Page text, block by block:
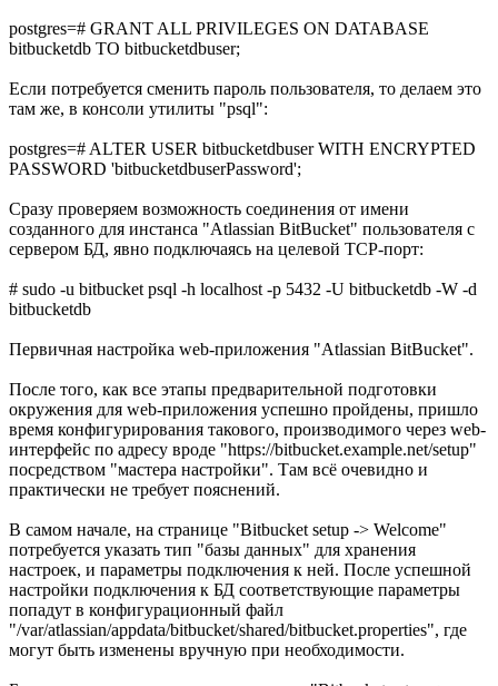
postgres=# GRANT ALL PRIVILEGES ON DATABASE
bitbucketdb TO bitbucketdbuser;
Если потребуется сменить пароль пользователя, то делаем это
там же, в консоли утилиты "psql":
postgres=# ALTER USER bitbucketdbuser WITH ENCRYPTED
PASSWORD 'bitbucketdbuserPassword';
Сразу проверяем возможность соединения от имени
созданного для инстанса "Atlassian BitBucket" пользователя с
сервером БД, явно подключаясь на целевой TCP-порт:
# sudo -u bitbucket psql -h localhost -p 5432 -U bitbucketdb -W -d
bitbucketdb
Первичная настройка web-приложения "Atlassian BitBucket".
После того, как все этапы предварительной подготовки
окружения для web-приложения успешно пройдены, пришло
время конфигурирования такового, производимого через web-
интерфейс по адресу вроде "https://bitbucket.example.net/setup"
посредством "мастера настройки". Там всё очевидно и
практически не требует пояснений.
В самом начале, на странице "Bitbucket setup -> Welcome"
потребуется указать тип "базы данных" для хранения
настроек, и параметры подключения к ней. После успешной
настройки подключения к БД соответствующие параметры
попадут в конфигурационный файл
"/var/atlassian/appdata/bitbucket/shared/bitbucket.properties", где
могут быть изменены вручную при необходимости.